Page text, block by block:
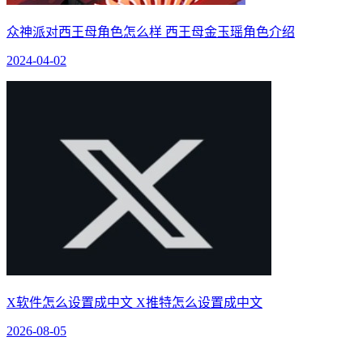
众神派对西王母角色怎么样 西王母金玉瑶角色介绍
2024-04-02
X软件怎么设置成中文 X推特怎么设置成中文
2026-08-05